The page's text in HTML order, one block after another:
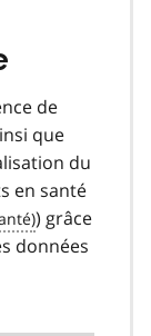
de
que
du
en santé
) grâce
données